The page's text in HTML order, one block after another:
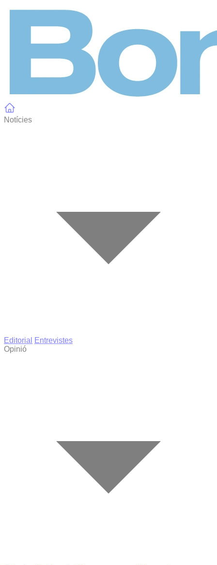
Notícies
Editorial
Entrevistes
Opinió